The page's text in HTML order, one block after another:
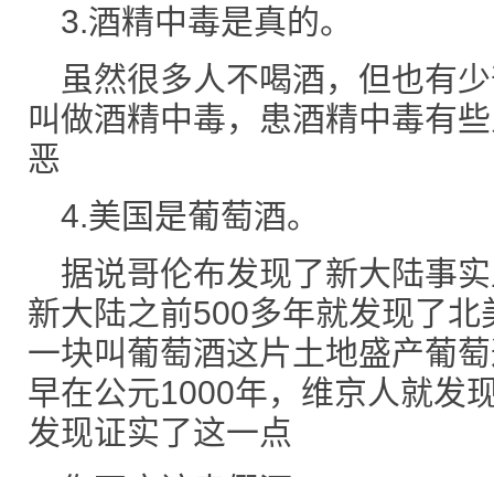
3.酒精中毒是真的。
虽然很多人不喝酒，但也有
叫做酒精中毒，患酒精中毒有
恶
4.美国是葡萄酒。
据说哥伦布发现了新大陆事
新大陆之前500多年就发现了
一块叫葡萄酒这片土地盛产葡
早在公元1000年，维京人就发
发现证实了这一点